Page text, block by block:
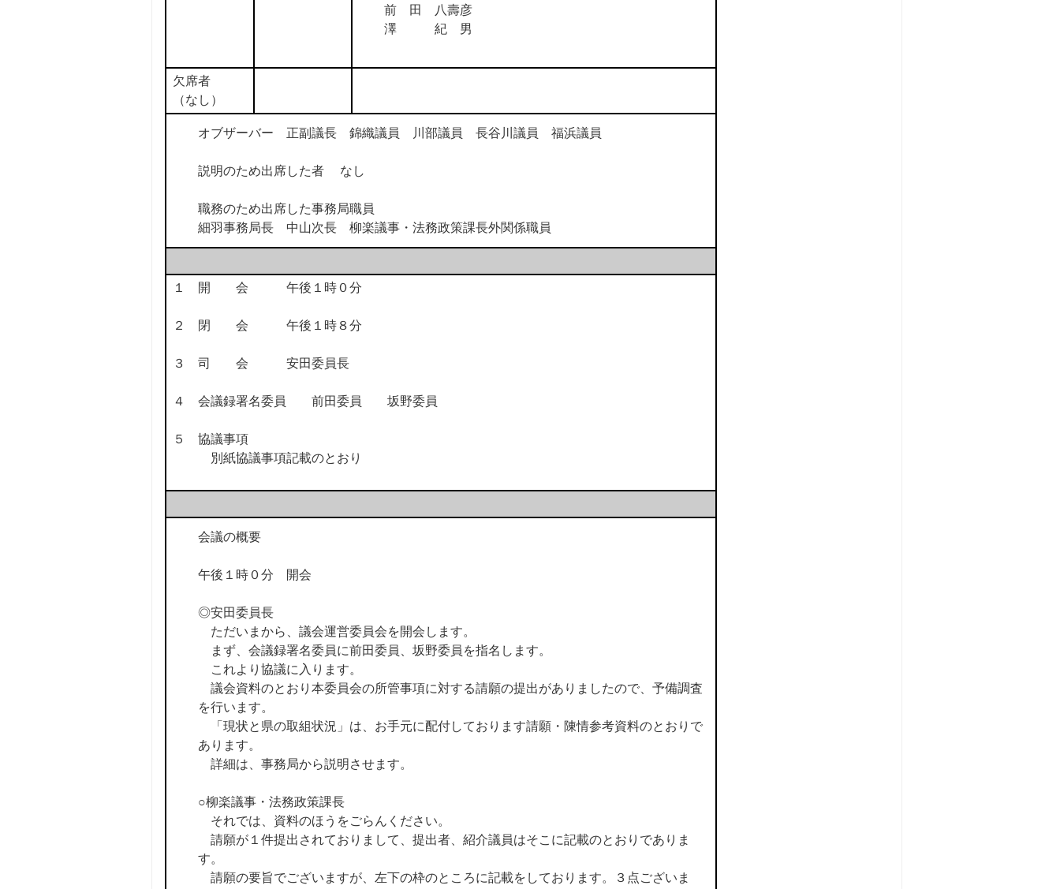
前 田 八壽彦
澤 紀 男
欠席者
（なし）
オブザーバー 正副議長 錦織議員 川部議員 長谷川議員 福浜議員
説明のため出席した者 なし
職務のため出席した事務局職員
細羽事務局長 中山次長 柳楽議事・法務政策課長外関係職員
１ 開 会 午後１時０分
２ 閉 会 午後１時８分
３ 司 会 安田委員長
４ 会議録署名委員 前田委員 坂野委員
５ 協議事項
別紙協議事項記載のとおり
会議の概要
午後１時０分 開会
◎安田委員長
ただいまから、議会運営委員会を開会します。
まず、会議録署名委員に前田委員、坂野委員を指名します。
これより協議に入ります。
議会資料のとおり本委員会の所管事項に対する請願の提出がありましたので、予備調査
を行います。
「現状と県の取組状況」は、お手元に配付しております請願・陳情参考資料のとおりで
あります。
詳細は、事務局から説明させます。
○柳楽議事・法務政策課長
それでは、資料のほうをごらんください。
請願が１件提出されておりまして、提出者、紹介議員はそこに記載のとおりでありま
す。
請願の要旨でございますが、左下の枠のところに記載をしております。３点ございま